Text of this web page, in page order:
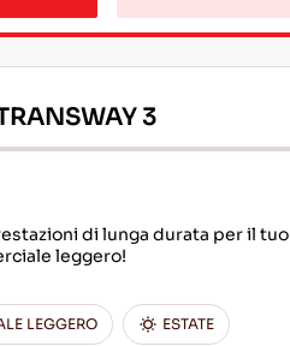
3
di lunga durata per il tuo
leggero!
LEGGERO ESTATE